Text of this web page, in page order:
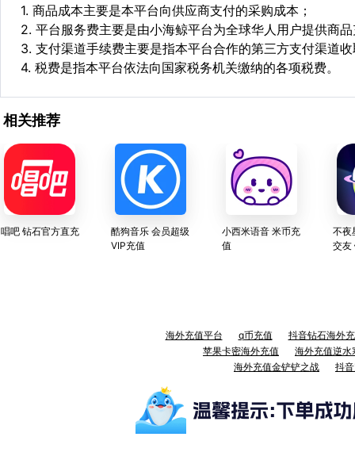
1. 商品成本主要是本平台向供应商支付的采购成本；
2. 平台服务费主要是由小海鲸平台为全球华人用户提供商
3. 支付渠道手续费主要是指本平台合作的第三方支付渠道
4. 税费是指本平台依法向国家税务机关缴纳的各项税费。
相关推荐
唱吧 钻石官方直充
酷狗音乐 会员超级
VIP充值
小西米语音 米币充
值
不夜
交友
海外充值平台 q币充值
抖音钻石海外
苹果卡密海外充值
海外充值逆水
海外充值金铲铲之战
抖